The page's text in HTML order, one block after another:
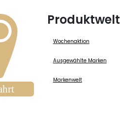
Produktwelt
Wochenaktion
Ausgewählte Marken
Markenwelt